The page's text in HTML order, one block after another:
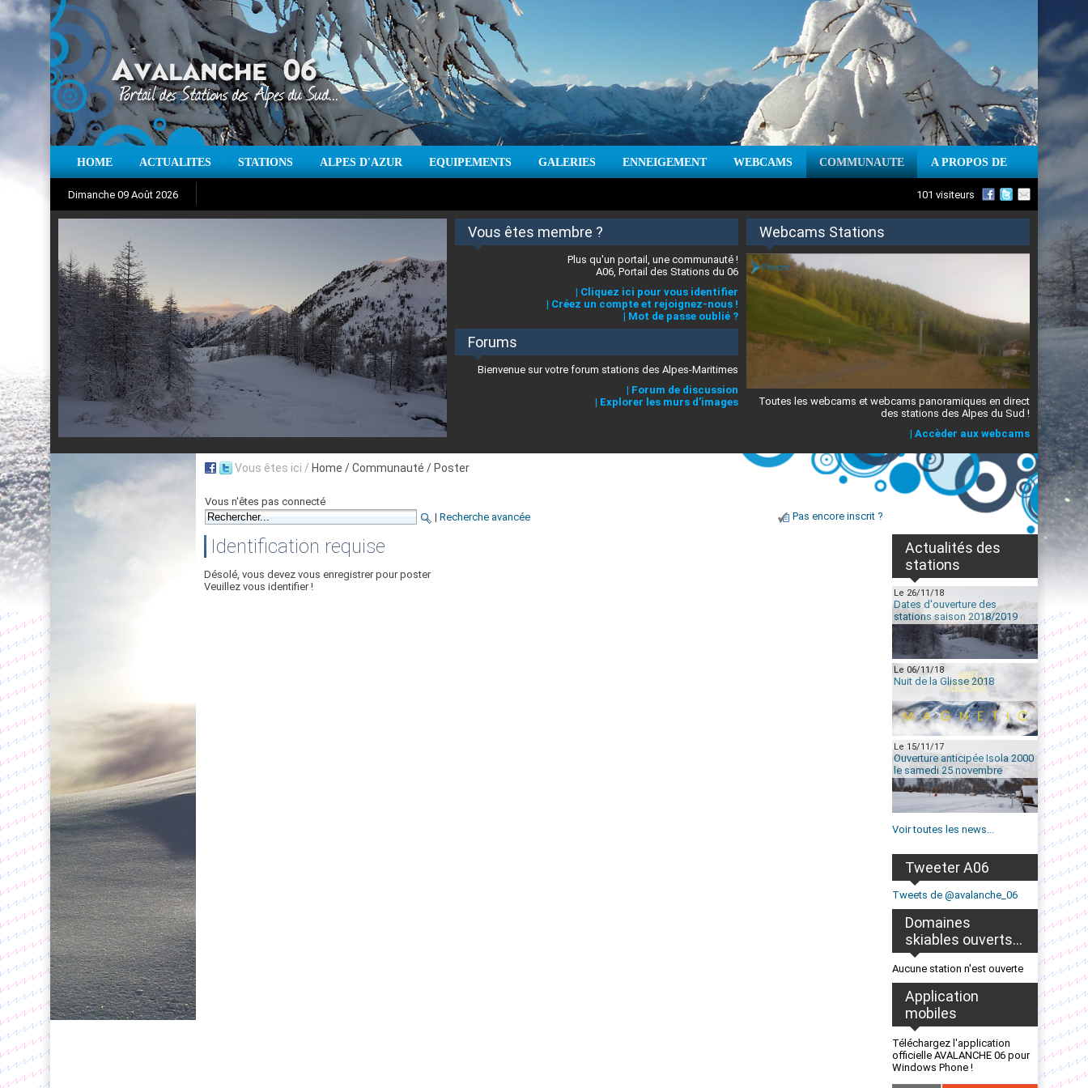
HOME ACTUALITES STATIONS ALPES D'AZUR EQUIPEMENTS GALERIES ENNEIGEMENT WEBCAMS COMMUNAUTE A PROPOS DE
Dimanche 09 Août 2026
Aujourd'hui : T° Min :°CT° Max :°C |Prévisions météo pour les jours à venir
Suivez en direct l'actualité des stations des Alpes-Maritimes
101 visiteurs
Vous êtes membre ?
Plus qu'un portail, une communauté !
A06, Portail des Stations du 06
| Cliquez ici pour vous identifier
| Créez un compte et rejoignez-nous !
| Mot de passe oublié ?
Forums
Bienvenue sur votre forum stations des Alpes-Maritimes
| Forum de discussion
| Explorer les murs d'images
Webcams Stations
Toutes les webcams et webcams panoramiques en direct
des stations des Alpes du Sud !
| Accèder aux webcams
Vous êtes ici / Home / Communauté / Poster
Vous n'êtes pas connecté
| Recherche avancée Pas encore inscrit ?
Identification requise
Désolé, vous devez vous enregistrer pour poster
Veuillez vous identifier !
Actualités des
stations
Le 26/11/18
Dates d'ouverture des
stations saison 2018/2019
Le 06/11/18
Nuit de la Glisse 2018
Le 15/11/17
Ouverture anticipée Isola 2000
le samedi 25 novembre
Voir toutes les news...
Tweeter A06
Tweets de @avalanche_06
Domaines
skiables ouverts...
Aucune station n'est ouverte
Application
mobiles
Téléchargez l'application
officielle AVALANCHE 06 pour
Windows Phone !